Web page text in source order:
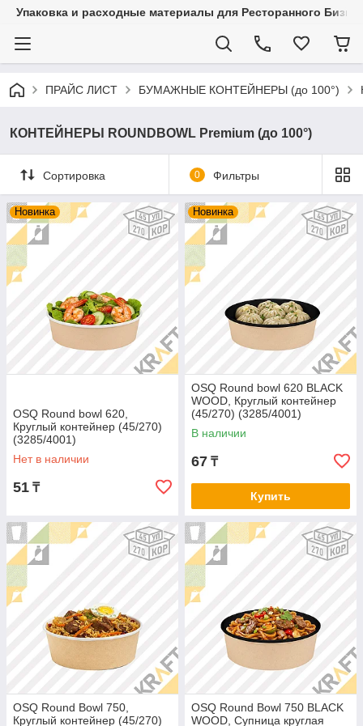
Упаковка и расходные материалы для Ресторанного
ПРАЙС ЛИСТ БУМАЖНЫЕ КОНТЕЙНЕРЫ (до 100°)
КОНТЕЙНЕРЫ ROUNDBOWL Premium (до 100°)
Сортировка 0 Фильтры
Новинка
OSQ Round bowl 620,
Круглый контейнер (45/270)
(3285/4001)
Нет в наличии
51 ₸
Новинка
OSQ Round bowl 620 BLACK
WOOD, Круглый контейнер
(45/270) (3285/4001)
В наличии
67 ₸
Купить
OSQ Round Bowl 750,
Круглый контейнер (45/270)
OSQ Round Bowl 750 BLACK
WOOD, Супница круглая